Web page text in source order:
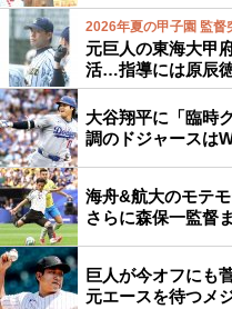
2026年夏の甲子園 監督
元巨人の東海大甲
活…指導には原辰
大谷翔平に「臨時
調のドジャースは
海舟&航大のモテ
さらに森保一監督
巨人が今オフにも
元エースを待つメ